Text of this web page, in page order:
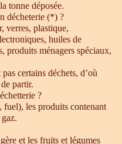
tonne déposée.
décheterie (*) ?
verres, plastique,
huiles de
produits ménagers spéciaux,
certains déchets, d’où
partir.
?
fuel), les produits contenant
et les fruits et légumes